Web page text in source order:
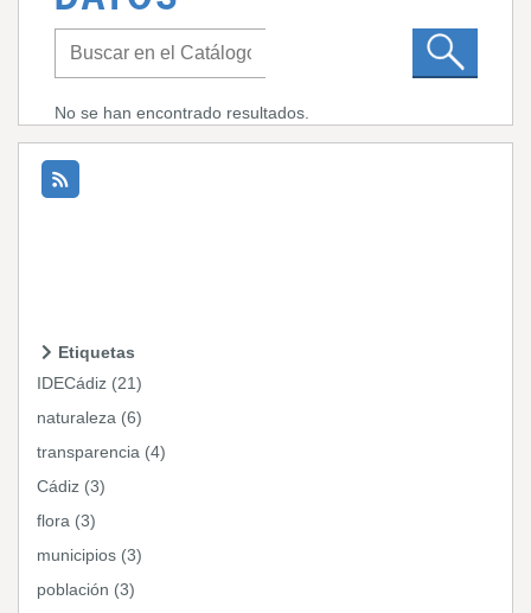
No se han encontrado resultados.
Etiquetas
IDECádiz (21)
naturaleza (6)
transparencia (4)
Cádiz (3)
flora (3)
municipios (3)
población (3)